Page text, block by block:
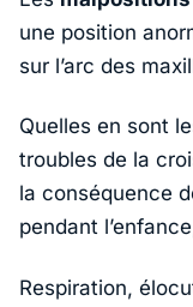
une position
sur l’arc des
Quelles en sont
troubles de la
la conséquence
pendant
Respiration,